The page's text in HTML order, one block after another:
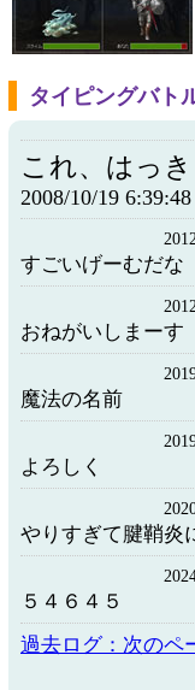
タイピングバト
これ、はっ
2008/10/19 6:39:48
すごいげーむだな
おねがいしまーす
魔法の名前
よろしく
やりすぎて腱鞘炎
５４６４５
過去ログ：次のペ